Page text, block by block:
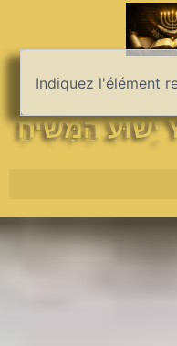
יֵשׁוּעַ הַמָּשִׁיחַ Yeshoua le Messie